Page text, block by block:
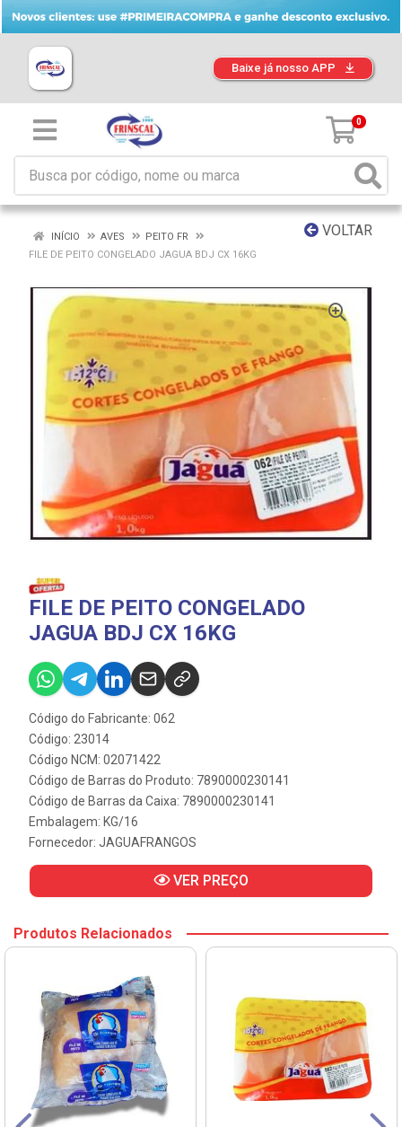
Baixe já nosso APP
0
VOLTAR
INÍCIO AVES
PEITO FR
FILE DE PEITO CONGELADO JAGUA BDJ CX 16KG
FILE DE PEITO CONGELADO
JAGUA BDJ CX 16KG
Código do Fabricante: 062
Código: 23014
Código NCM: 02071422
Código de Barras do Produto: 7890000230141
Código de Barras da Caixa: 7890000230141
Embalagem: KG/16
Fornecedor: JAGUAFRANGOS
VER PREÇO
Produtos Relacionados